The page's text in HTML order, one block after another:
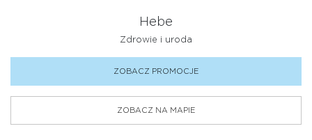
Hebe
Zdrowie i uroda
ZOBACZ PROMOCJE
ZOBACZ NA MAPIE